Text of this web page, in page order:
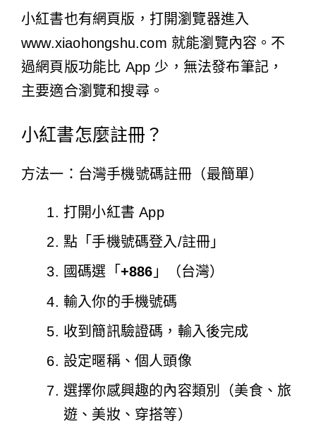
小紅書也有網頁版，打開瀏覽器進入
www.xiaohongshu.com 就能瀏覽內容。不
過網頁版功能比 App 少，無法發布筆記，
主要適合瀏覽和搜尋。
小紅書怎麼註冊？
方法一：台灣手機號碼註冊（最簡單）
打開小紅書 App
點「手機號碼登入/註冊」
國碼選「 +886 」（台灣）
輸入你的手機號碼
收到簡訊驗證碼，輸入後完成
設定暱稱、個人頭像
選擇你感興趣的內容類別（美食、旅
遊、美妝、穿搭等）